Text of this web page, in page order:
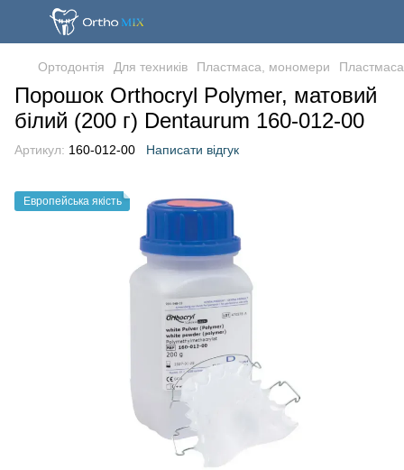
Ортодонтія Для техників Пластмаса, мономери
Порошок Orthocryl Polymer, матовий
білий (200 г) Dentaurum 160-012-00
Артикул: 160-012-00 Написати відгук
Европейська якість